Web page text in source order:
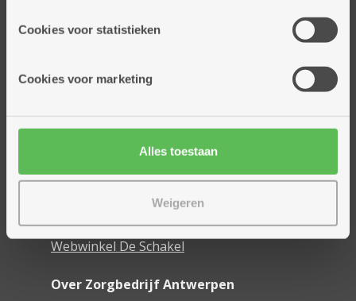
partners kunnen deze gegevens combineren met andere
Cookies voor statistieken
Cookies voor marketing
Alles toestaan
Weigeren
Assistentiewoningen
Woonzorgcentra
Mijn Zorgbedrijf
Onze innovaties
Mijn Boek
Webwinkel De Schakel
Over Zorgbedrijf Antwerpen